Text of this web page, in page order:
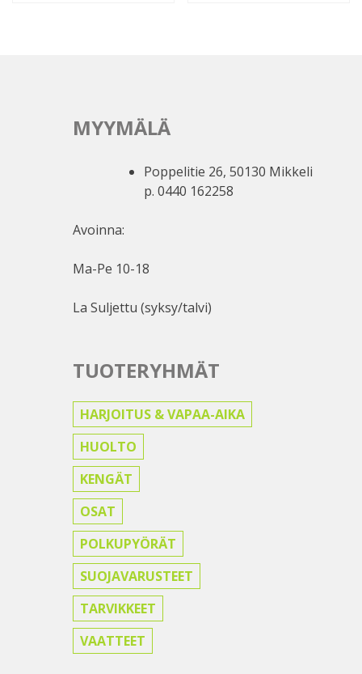
MYYMÄLÄ
Poppelitie 26, 50130 Mikkeli
p. 0440 162258
Avoinna:
Ma-Pe 10-18
La Suljettu (syksy/talvi)
TUOTERYHMÄT
HARJOITUS & VAPAA-AIKA
HUOLTO
KENGÄT
OSAT
POLKUPYÖRÄT
SUOJAVARUSTEET
TARVIKKEET
VAATTEET